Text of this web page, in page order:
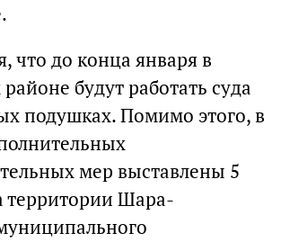
что до конца января в
будут работать суда
подушках. Помимо этого, в
мер выставлены 5
территории Шара-